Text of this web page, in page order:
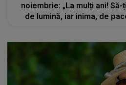
noiembrie: „La mulți ani!
de lumină, iar inima, de